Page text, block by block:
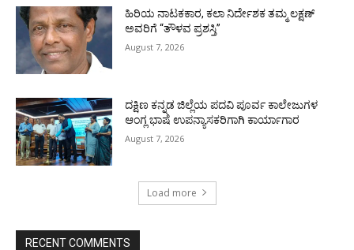
ಹಿರಿಯ ನಾಟಕಕಾರ, ಕಲಾ ನಿರ್ದೇಶಕ ತಮ್ಮ ಲಕ್ಷಣ್
ಅವರಿಗೆ “ತೌಳವ ಪ್ರಶಸ್ತಿ”
August 7, 2026
ದಕ್ಷಿಣ ಕನ್ನಡ ಜಿಲ್ಲೆಯ ಪದವಿ ಪೂರ್ವ ಕಾಲೇಜುಗಳ
ಆಂಗ್ಲ ಭಾಷೆ ಉಪನ್ಯಾಸಕರಿಗಾಗಿ ಕಾರ್ಯಾಗಾರ
August 7, 2026
Load more
RECENT COMMENTS